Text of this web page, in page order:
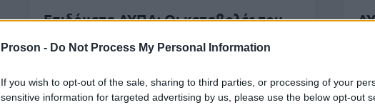
Proson - Do Not Process My Personal Information
If you wish to opt-out of the sale, sharing to third parties, or processing of your
sensitive information for targeted advertising by us, please use the below opt-out
Επιδόματα ΔΥΠΑ: Οι καταβολές του
εργαζόμενους